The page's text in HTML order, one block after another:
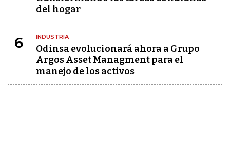
del hogar
6 INDUSTRIA
Odinsa evolucionará ahora a Grupo
Argos Asset Managment para el
manejo de los activos